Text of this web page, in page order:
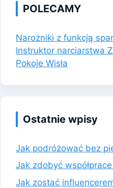
POLECAMY
Narożniki z funkcją
Instruktor narciarstwa
Pokoje Wisła
Ostatnie wpisy
Jak podróżować bez
Jak zdobyć
Jak zostać